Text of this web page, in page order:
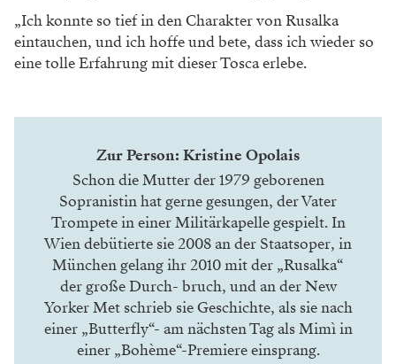
„Ich konnte so tief in den Charakter von Rusalka
eintauchen, und ich hoffe und bete, dass ich wieder so
eine tolle Erfahrung mit dieser Tosca erlebe.
Zur Person: Kristine Opolais
Schon die Mutter der 1979 geborenen
Sopranistin hat gerne gesungen, der Vater
Trompete in einer Militärkapelle gespielt. In
Wien debütierte sie 2008 an der Staatsoper, in
München gelang ihr 2010 mit der „Rusalka“
der große Durch- bruch, und an der New
Yorker Met schrieb sie Geschichte, als sie nach
einer „Butterfly“- am nächsten Tag als Mimì in
einer „Bohème“-Premiere einsprang.